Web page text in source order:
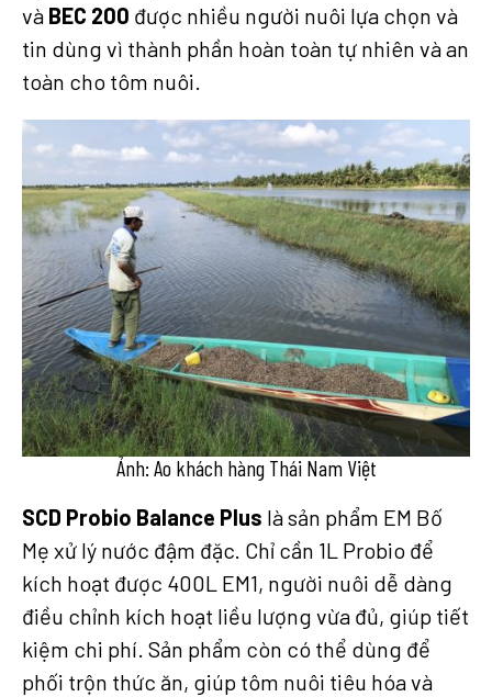
và BEC 200 được nhiều người nuôi lựa chọn và
tin dùng vì thành phần hoàn toàn tự nhiên và an
toàn cho tôm nuôi.
Ảnh: Ao khách hàng Thái Nam Việt
SCD Probio Balance Plus là sản phẩm EM Bố
Mẹ xử lý nước đậm đặc. Chỉ cần 1L Probio để
kích hoạt được 400L EM1, người nuôi dễ dàng
điều chỉnh kích hoạt liều lượng vừa đủ, giúp tiết
kiệm chi phí. Sản phẩm còn có thể dùng để
phối trộn thức ăn, giúp tôm nuôi tiêu hóa và